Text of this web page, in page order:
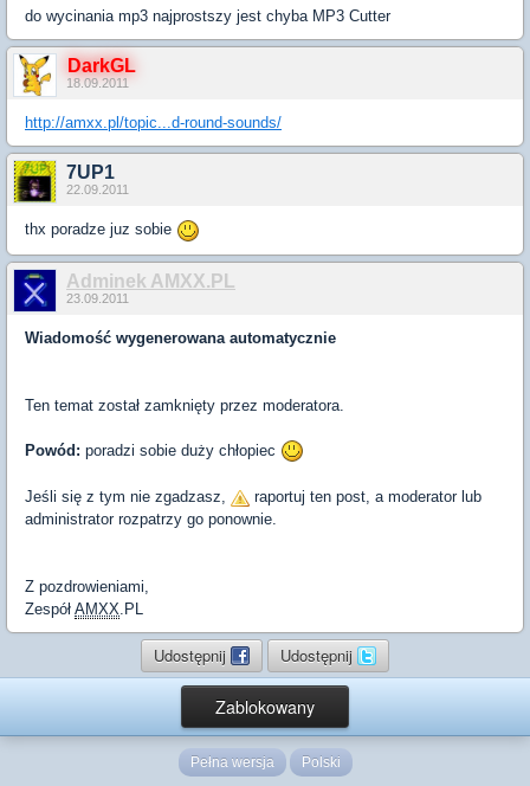
do wycinania mp3 najprostszy jest chyba MP3 Cutter
DarkGL
18.09.2011
http://amxx.pl/topic...d-round-sounds/
7UP1
22.09.2011
thx poradze juz sobie
Adminek AMXX.PL
23.09.2011
Wiadomość wygenerowana automatycznie
Ten temat został zamknięty przez moderatora.
Powód: poradzi sobie duży chłopiec
Jeśli się z tym nie zgadzasz,
raportuj ten post, a moderator lub
administrator rozpatrzy go ponownie.
Z pozdrowieniami,
Zespół AMXX.PL
Udostępnij Udostępnij
Zablokowany
Pełna wersja Polski